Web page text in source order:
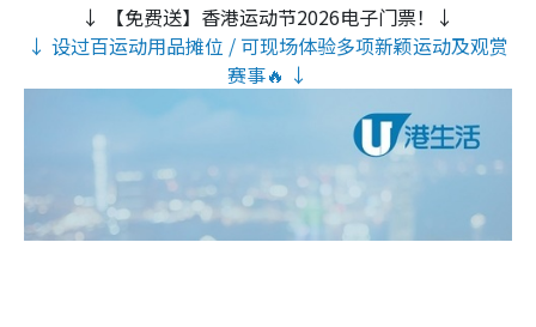
↓ 【免费送】香港运动节2026电子门票！↓
↓ 设过百运动用品摊位 / 可现场体验多项新颖运动及观赏
赛事🔥 ↓